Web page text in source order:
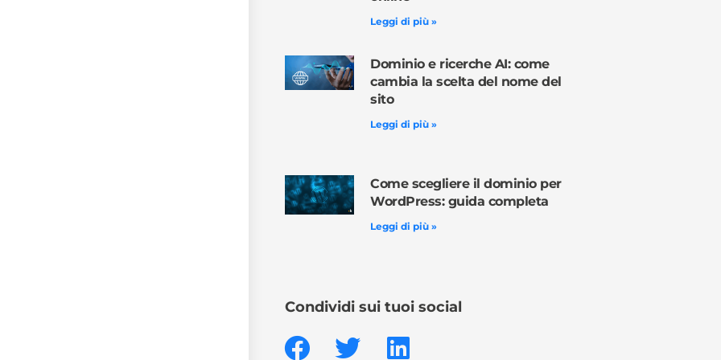
Leggi di più »
Dominio e ricerche AI: come
cambia la scelta del nome del
sito
Leggi di più »
Come scegliere il dominio per
WordPress: guida completa
Leggi di più »
Condividi sui tuoi social